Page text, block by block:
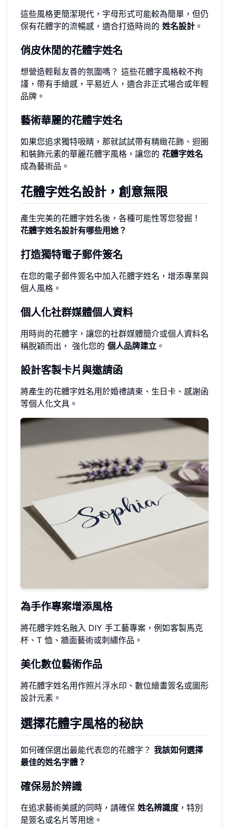
這些風格更簡潔現代，字母形式可能較為簡單，但仍
保有花體字的流暢感，適合打造時尚的 姓名設計 。
俏皮休閒的花體字姓名
想營造輕鬆友善的氛圍嗎？ 這些花體字風格較不拘
謹，帶有手繪感，平易近人，適合非正式場合或年輕
品牌。
藝術華麗的花體字姓名
如果您追求獨特吸睛，那就試試帶有精緻花飾、迴圈
和裝飾元素的華麗花體字風格，讓您的 花體字姓名
成為藝術品。
花體字姓名設計，創意無限
產生完美的花體字姓名後，各種可能性等您發掘！
花體字姓名設計有哪些用途？
打造獨特電子郵件簽名
在您的電子郵件簽名中加入花體字姓名，增添專業與
個人風格。
個人化社群媒體個人資料
用時尚的花體字，讓您的社群媒體簡介或個人資料名
稱脫穎而出， 強化您的 個人品牌建立 。
設計客製卡片與邀請函
將產生的花體字姓名用於婚禮請柬、生日卡、感謝函
等個人化文具。
為手作專案增添風格
將花體字姓名融入 DIY 手工藝專案，例如客製馬克
杯、T 恤、牆面藝術或刺繡作品。
美化數位藝術作品
將花體字姓名用作照片浮水印、數位繪畫簽名或圖形
設計元素。
選擇花體字風格的秘訣
如何確保選出最能代表您的花體字？ 我該如何選擇
最佳的姓名字體？
確保易於辨識
在追求藝術美感的同時，請確保 姓名辨識度 ，特別
是簽名或名片等用途。